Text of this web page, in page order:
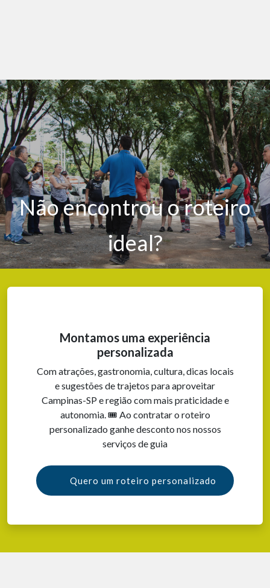
Não encontrou o roteiro
ideal?
Montamos uma experiência
personalizada
Com atrações, gastronomia, cultura, dicas locais
e sugestões de trajetos para aproveitar
Campinas-SP e região com mais praticidade e
autonomia. 🎟️ Ao contratar o roteiro
personalizado ganhe desconto nos nossos
serviços de guia
Quero um roteiro personalizado